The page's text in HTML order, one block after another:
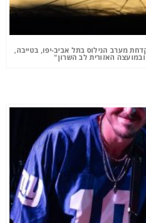
מערב הנילוס בתל אביב-יפו, בטייבה,
האזורית לב השרון"